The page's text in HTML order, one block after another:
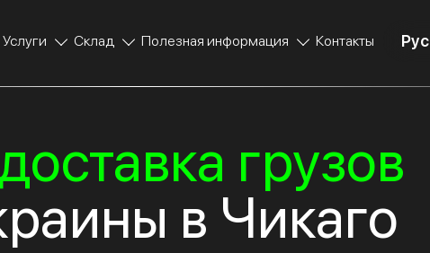
Услуги Склад Полезная информация Контакты Рус
грузов
в Чикаго